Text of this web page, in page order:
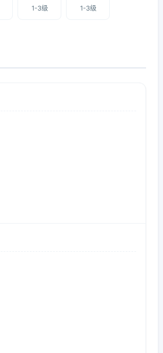
1-3级 1-3级